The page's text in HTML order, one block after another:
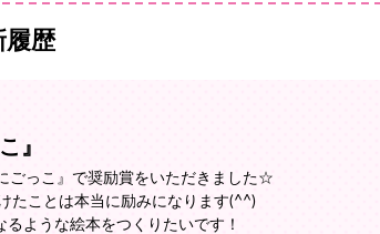
履歴
』
ごっこ』で奨励賞をいただきました☆
たことは本当に励みになります(^^)
ような絵本をつくりたいです！